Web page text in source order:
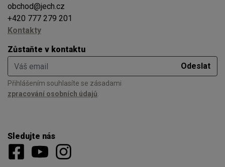
obchod@jech.cz
+420 777 279 201
Kontakty
Zůstaňte v kontaktu
Váš email
Odeslat
Přihlášením souhlasíte se zásadami
zpracování osobních údajů.
Sledujte nás